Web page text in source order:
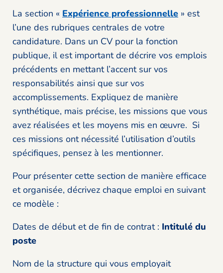
La section « Expérience professionnelle » est
l’une des rubriques centrales de votre
candidature. Dans un CV pour la fonction
publique, il est important de décrire vos emplois
précédents en mettant l’accent sur vos
responsabilités ainsi que sur vos
accomplissements. Expliquez de manière
synthétique, mais précise, les missions que vous
avez réalisées et les moyens mis en œuvre. Si
ces missions ont nécessité l’utilisation d’outils
spécifiques, pensez à les mentionner.
Pour présenter cette section de manière efficace
et organisée, décrivez chaque emploi en suivant
ce modèle :
Dates de début et de fin de contrat : Intitulé du
poste
Nom de la structure qui vous employait